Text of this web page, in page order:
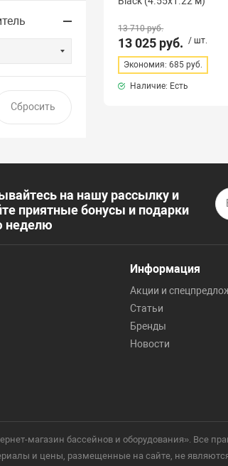
13 710 руб.
13 025 руб. / шт.
Экономия: 685 руб.
Наличие: Есть
на нашу рассылку и
приятные бонусы и подарки
неделю
Информация
Акции и
Статьи
Бренды
Новости
магазин бассейнов и оборудования». Все
и цены, размещенные на сайте, не